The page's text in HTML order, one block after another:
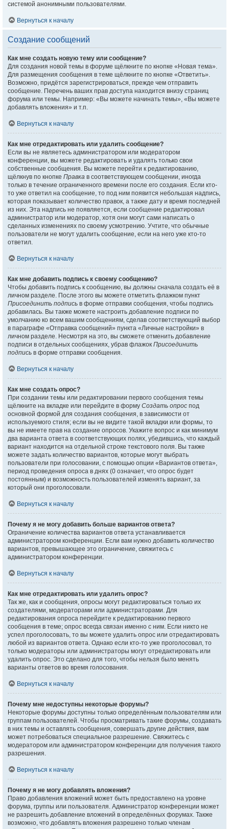
системой анонимными пользователями.
Вернуться к началу
Создание сообщений
Как мне создать новую тему или сообщение?
Для создания новой темы в форуме щёлкните по кнопке «Новая тема».
Для размещения сообщения в теме щёлкните по кнопке «Ответить».
Возможно, придётся зарегистрироваться, прежде чем отправить
сообщение. Перечень ваших прав доступа находится внизу страниц
форума или темы. Например: «Вы можете начинать темы», «Вы можете
добавлять вложения» и т.п.
Вернуться к началу
Как мне отредактировать или удалить сообщение?
Если вы не являетесь администратором или модератором
конференции, вы можете редактировать и удалять только свои
собственные сообщения. Вы можете перейти к редактированию,
щёлкнув по кнопке Правка в соответствующем сообщении, иногда
только в течение ограниченного времени после его создания. Если кто-
то уже ответил на сообщение, то под ним появится небольшая надпись,
которая показывает количество правок, а также дату и время последней
из них. Эта надпись не появляется, если сообщение редактировал
администратор или модератор, хотя они могут сами написать о
сделанных изменениях по своему усмотрению. Учтите, что обычные
пользователи не могут удалить сообщение, если на него уже кто-то
ответил.
Вернуться к началу
Как мне добавить подпись к своему сообщению?
Чтобы добавить подпись к сообщению, вы должны сначала создать её в
личном разделе. После этого вы можете отметить флажком пункт
Присоединить подпись в форме отправки сообщения, чтобы подпись
добавилась. Вы также можете настроить добавление подписи по
умолчанию ко всем вашим сообщениям, сделав соответствующий выбор
в параграфе «Отправка сообщений» пункта «Личные настройки» в
личном разделе. Несмотря на это, вы сможете отменить добавление
подписи в отдельных сообщениях, убрав флажок Присоединить
подпись в форме отправки сообщения.
Вернуться к началу
Как мне создать опрос?
При создании темы или редактировании первого сообщения темы
щёлкните на вкладке или перейдите в форму Создать опрос под
основной формой для создания сообщения, в зависимости от
используемого стиля; если вы не видите такой вкладки или формы, то
вы не имеете прав на создание опросов. Укажите вопрос и как минимум
два варианта ответа в соответствующих полях, убедившись, что каждый
вариант находится на отдельной строке текстового поля. Вы также
можете задать количество вариантов, которые могут выбрать
пользователи при голосовании, с помощью опции «Вариантов ответа»,
период проведения опроса в днях (0 означает, что опрос будет
постоянным) и возможность пользователей изменять вариант, за
который они проголосовали.
Вернуться к началу
Почему я не могу добавить больше вариантов ответа?
Ограничение количества вариантов ответа устанавливается
администратором конференции. Если вам нужно добавить количество
вариантов, превышающее это ограничение, свяжитесь с
администратором конференции.
Вернуться к началу
Как мне отредактировать или удалить опрос?
Так же, как и сообщения, опросы могут редактироваться только их
создателями, модераторами или администраторами. Для
редактирования опроса перейдите к редактированию первого
сообщения в теме; опрос всегда связан именно с ним. Если никто не
успел проголосовать, то вы можете удалить опрос или отредактировать
любой из вариантов ответа. Однако если кто-то уже проголосовал, то
только модераторы или администраторы могут отредактировать или
удалить опрос. Это сделано для того, чтобы нельзя было менять
варианты ответов во время голосования.
Вернуться к началу
Почему мне недоступны некоторые форумы?
Некоторые форумы доступны только определённым пользователям или
группам пользователей. Чтобы просматривать такие форумы, создавать
в них темы и оставлять сообщения, совершать другие действия, вам
может потребоваться специальное разрешение. Свяжитесь с
модератором или администратором конференции для получения такого
разрешения.
Вернуться к началу
Почему я не могу добавлять вложения?
Право добавления вложений может быть предоставлено на уровне
форума, группы или пользователя. Администратор конференции может
не разрешить добавление вложений в определённых форумах. Также
возможно, что добавлять вложения разрешено только членам